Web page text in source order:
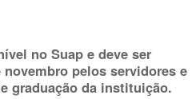
no Suap e deve ser
pelos servidores e
graduação da instituição.